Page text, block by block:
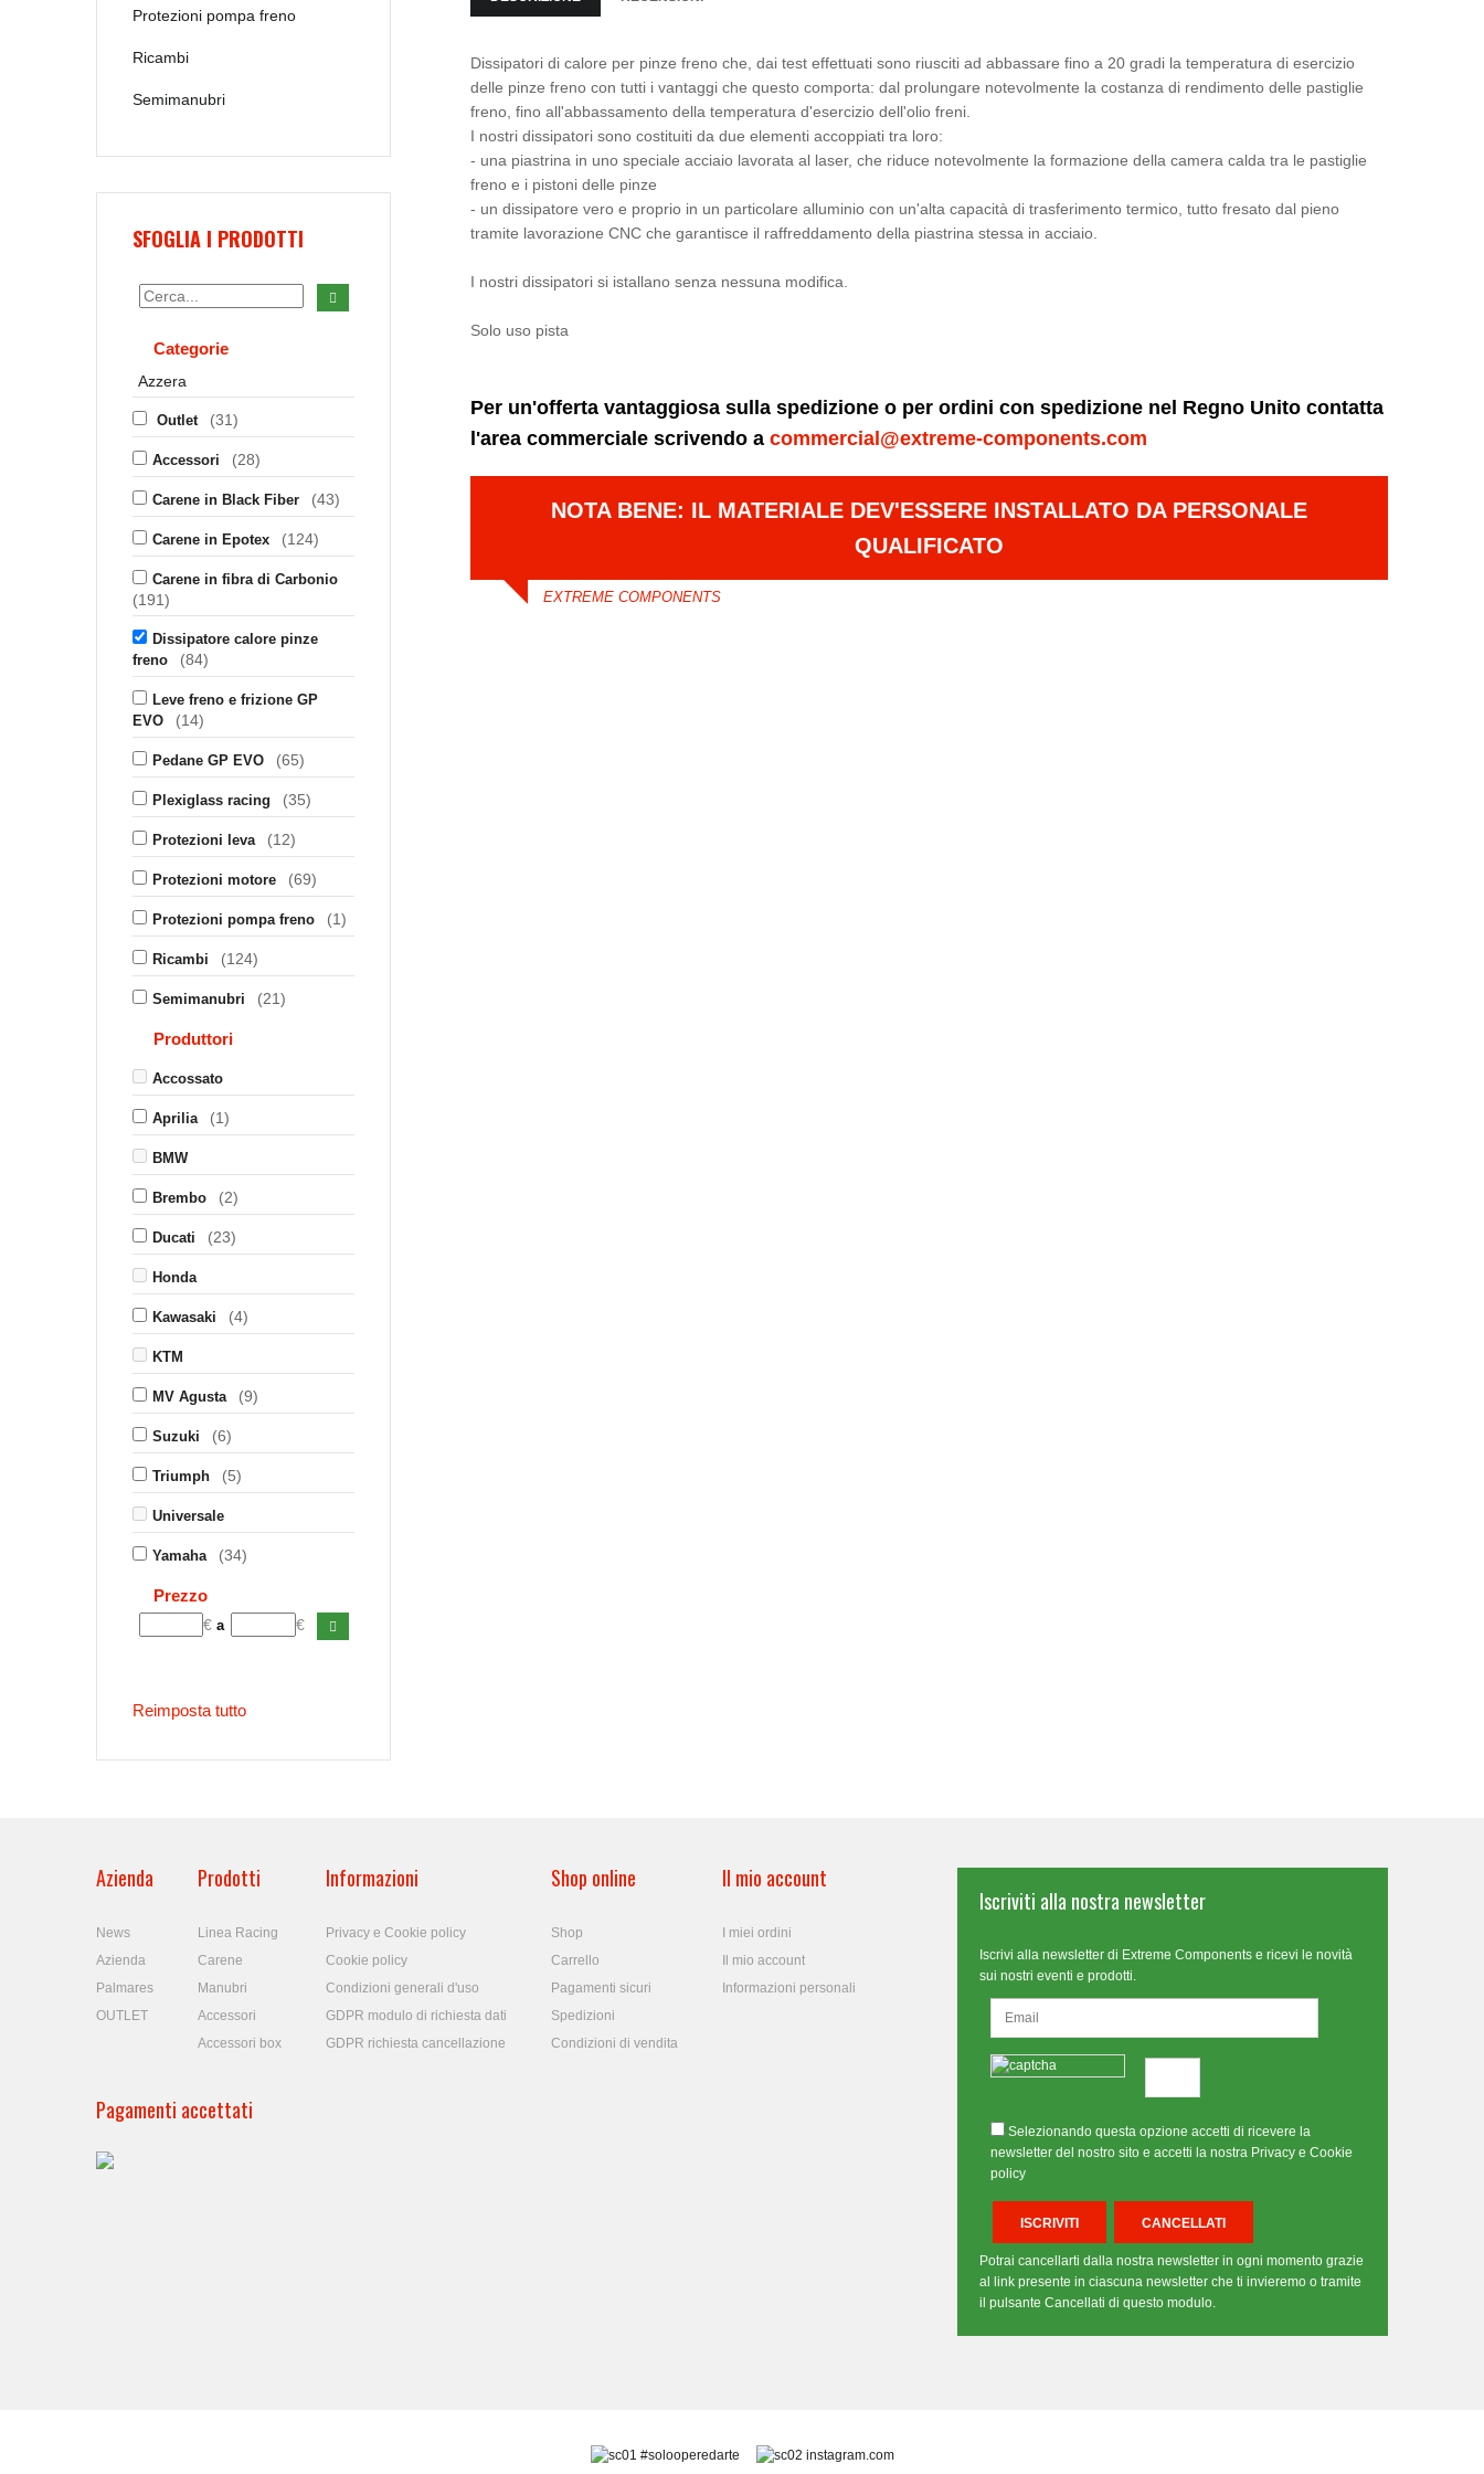
Dissipatori di calore per pinze freno che, dai test effettuati sono riusciti ad abbassare fino a 20 gradi la temperatura di esercizio
delle pinze freno con tutti i vantaggi che questo comporta: dal prolungare notevolmente la costanza di rendimento delle pastiglie
freno, fino all'abbassamento della temperatura d'esercizio dell'olio freni.
I nostri dissipatori sono costituiti da due elementi accoppiati tra loro:
- una piastrina in uno speciale acciaio lavorata al laser, che riduce notevolmente la formazione della camera calda tra le pastiglie
freno e i pistoni delle pinze
- un dissipatore vero e proprio in un particolare alluminio con un'alta capacità di trasferimento termico, tutto fresato dal pieno
tramite lavorazione CNC che garantisce il raffreddamento della piastrina stessa in acciaio.
I nostri dissipatori si istallano senza nessuna modifica.
Solo uso pista
Per un'offerta vantaggiosa sulla spedizione o per ordini con spedizione nel Regno Unito contatta
l'area commerciale scrivendo acommercial@extreme-components.com
NOTA BENE: IL MATERIALE DEV'ESSERE INSTALLATO DA PERSONALE
QUALIFICATO
EXTREME COMPONENTS
Protezioni pompa freno
Ricambi
Semimanubri
SFOGLIA I PRODOTTI
Categorie
Azzera
Outlet (31)
Accessori (28)
Carene in Black Fiber (43)
Carene in Epotex (124)
Carene in fibra di Carbonio
(191)
Dissipatore calore pinze
freno
(84)
Leve freno e frizione GP
EVO
(14)
Pedane GP EVO (65)
Plexiglass racing (35)
Protezioni leva (12)
Protezioni motore (69)
Protezioni pompa freno (1)
Ricambi (124)
Semimanubri (21)
Produttori
Accossato
Aprilia (1)
BMW
Brembo (2)
Ducati (23)
Honda
Kawasaki (4)
KTM
MV Agusta (9)
Suzuki (6)
Triumph (5)
Universale
Yamaha (34)
Prezzo
€a €
Reimposta tutto
Azienda
News
Azienda
Palmares
OUTLET
Prodotti
Linea Racing
Carene
Manubri
Accessori
Accessori box
Informazioni
Privacy e Cookie policy
Cookie policy
Condizioni generali d'uso
GDPR modulo di richiesta dati
GDPR richiesta cancellazione
Shop online
Shop
Carrello
Pagamenti sicuri
Spedizioni
Condizioni di vendita
Il mio account
I miei ordini
Il mio account
Informazioni personali
Pagamenti accettati
Iscriviti alla nostra newsletter
Iscrivi alla newsletter di Extreme Components e ricevi le novità
sui nostri eventi e prodotti.
Selezionando questa opzione accetti di ricevere la
newsletter del nostro sito e accetti la nostra Privacy e Cookie
policy
Potrai cancellarti dalla nostra newsletter in ogni momento grazie
al link presente in ciascuna newsletter che ti invieremo o tramite
il pulsante Cancellati di questo modulo.
#solooperedarte instagram.com